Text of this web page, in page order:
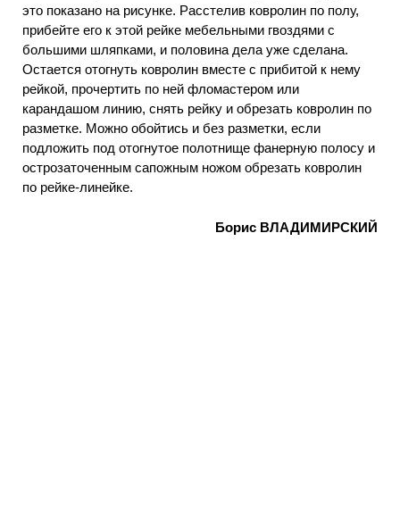
это показано на рисунке. Расстелив ковролин по полу,
прибейте его к этой рейке мебельными гвоздями с
большими шляпками, и половина дела уже сделана.
Остается отогнуть ковролин вместе с прибитой к нему
рейкой, прочертить по ней фломастером или
карандашом линию, снять рейку и обрезать ковролин по
разметке. Можно обойтись и без разметки, если
подложить под отогнутое полотнище фанерную полосу и
острозаточенным сапожным ножом обрезать ковролин
по рейке-линейке.
Борис ВЛАДИМИРСКИЙ